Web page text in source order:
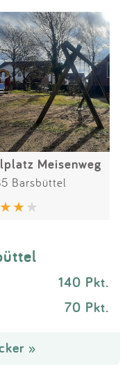
Meisenweg
Barsbüttel
140 Pkt.
70 Pkt.
»